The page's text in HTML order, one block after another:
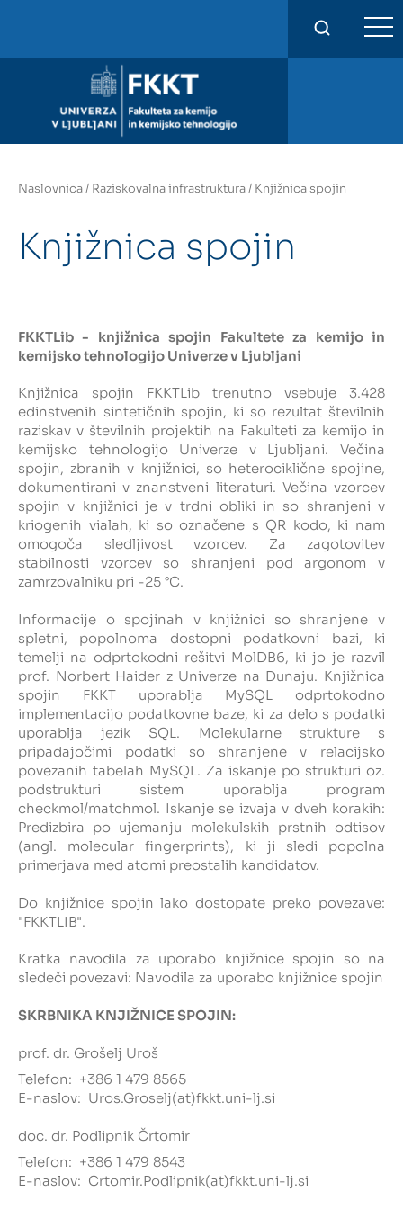
Intranet
Webmail
Knjižnica FKKT
Javna naročila
Alumni UL FKKT
Center za raziskave vode UL
SL EN
Naslovnica/ Raziskovalna infrastruktura/ Knjižnica spojin
Knjižnica spojin
FKKTLib - knjižnica spojin Fakultete za kemijo in
kemijsko tehnologijo Univerze v Ljubljani
Knjižnica spojin FKKTLib trenutno vsebuje 3.428
edinstvenih sintetičnih spojin, ki so rezultat številnih
raziskav v številnih projektih na Fakulteti za kemijo in
kemijsko tehnologijo Univerze v Ljubljani. Večina
spojin, zbranih v knjižnici, so heterociklične spojine,
dokumentirani v znanstveni literaturi. Večina vzorcev
spojin v knjižnici je v trdni obliki in so shranjeni v
kriogenih vialah, ki so označene s QR kodo, ki nam
omogoča sledljivost vzorcev. Za zagotovitev
stabilnosti vzorcev so shranjeni pod argonom v
zamrzovalniku pri -25 °C.
Informacije o spojinah v knjižnici so shranjene v
spletni, popolnoma dostopni podatkovni bazi, ki
temelji na odprtokodni rešitvi MolDB6, ki jo je razvil
prof. Norbert Haider z Univerze na Dunaju. Knjižnica
spojin FKKT uporablja MySQL odprtokodno
implementacijo podatkovne baze, ki za delo s podatki
uporablja jezik SQL. Molekularne strukture s
pripadajočimi podatki so shranjene v relacijsko
povezanih tabelah MySQL. Za iskanje po strukturi oz.
podstrukturi sistem uporablja program
checkmol/matchmol. Iskanje se izvaja v dveh korakih:
Predizbira po ujemanju molekulskih prstnih odtisov
(angl. molecular fingerprints), ki ji sledi popolna
primerjava med atomi preostalih kandidatov.
Do knjižnice spojin lako dostopate preko povezave:
"FKKTLIB".
Kratka navodila za uporabo knjižnice spojin so na
sledeči povezavi: Navodila za uporabo knjižnice spojin
SKRBNIKA KNJIŽNICE SPOJIN:
prof. dr. Grošelj Uroš
Telefon: +386 1 479 8565
E-naslov: Uros.Groselj(at)fkkt.uni-lj.si
doc. dr. Podlipnik Črtomir
Telefon: +386 1 479 8543
E-naslov: Crtomir.Podlipnik(at)fkkt.uni-lj.si